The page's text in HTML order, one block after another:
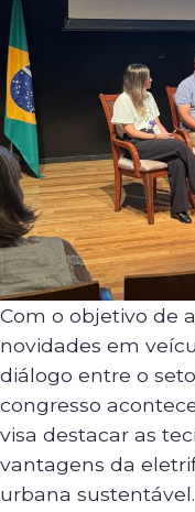
Com o objetivo de
novidades em
diálogo entre o
congresso
visa destacar as
vantagens da
urbana sustentável.